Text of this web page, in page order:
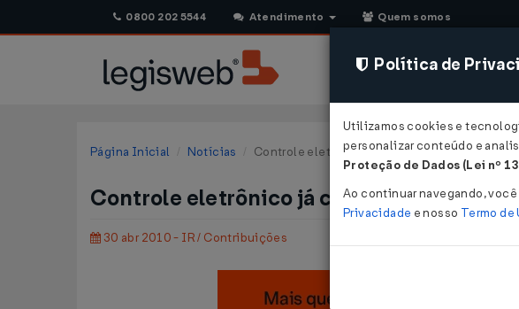
0800 202 5544 Atendimento Quem somos
Página Inicial Notícias Controle eletrônico já começou ...
Controle eletrônico já começou
30 abr 2010 - IR / Contribuições
Política de
Utilizamos cookies e
personalizar conteúdo e
Proteção de Dados (Lei nº
Ao continuar navegando,
Privacidade e nosso Termo de